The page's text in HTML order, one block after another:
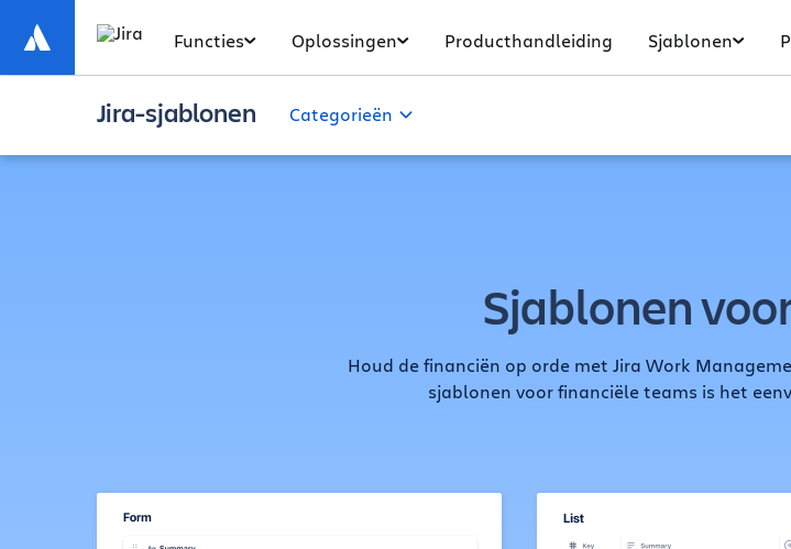
Functies Oplossingen Producthandleiding Sjablonen
Jira-sjablonen Categorieën
Sjablonen
Houd de financiën op orde met Jira Work
sjablonen voor financiële teams is het